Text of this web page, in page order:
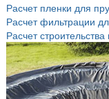
Расчет пленки для
Расчет фильтрации
Расчет